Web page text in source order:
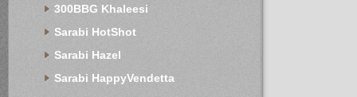
300BBG Khaleesi
Sarabi HotShot
Sarabi Hazel
Sarabi HappyVendetta